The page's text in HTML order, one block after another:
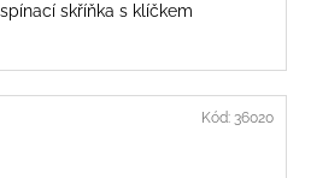
skříňka s klíčkem
Kód: 36020